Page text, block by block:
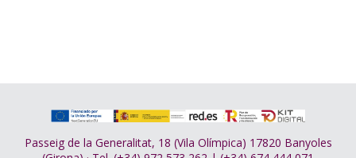
Passeig de la Generalitat, 18 (Vila Olímpica) 17820 Banyoles